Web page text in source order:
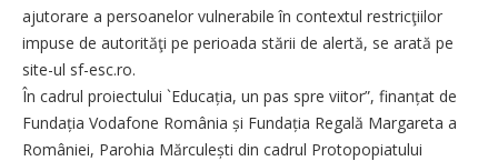
ajutorare a persoanelor vulnerabile în contextul restricţiilor
impuse de autorităţi pe perioada stării de alertă, se arată pe
site-ul sf-esc.ro.
În cadrul proiectului `Educația, un pas spre viitor”, finanțat de
Fundația Vodafone România și Fundația Regală Margareta a
României, Parohia Mărculești din cadrul Protopopiatului